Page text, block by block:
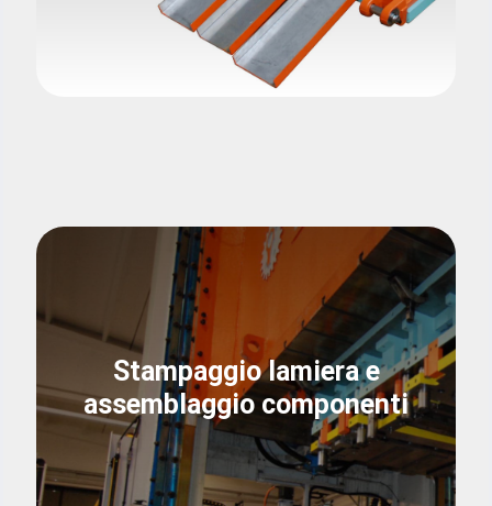
Stampaggio lamiera e
assemblaggio componenti